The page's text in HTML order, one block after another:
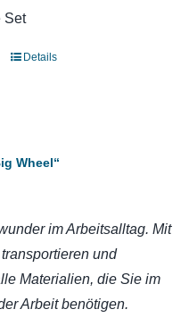
Set
Details
Wheel“
im Arbeitsalltag. Mit
und
Materialien, die Sie im
Arbeit benötigen.